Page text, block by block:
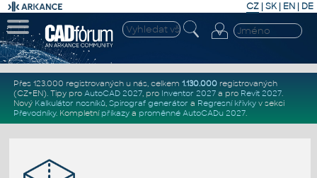
CZ | SK| EN | DE
Přes 123.000 registrovaných u nás, celkem 1.130.000registrovaných
(CZ+EN). Tipy pro AutoCAD 2027, pro Inventor 2027a pro Revit 2027.
Nový Kalkulátor nosníků, Spirograf generátor a Regresní křivkyv sekci
Převodníky. Kompletní příkazya proměnné AutoCADu 2027.